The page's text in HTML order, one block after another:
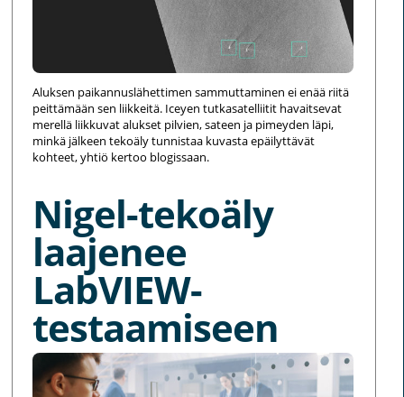
Aluksen paikannuslähettimen sammuttaminen ei enää riitä
peittämään sen liikkeitä. Iceyen tutkasatelliitit havaitsevat
merellä liikkuvat alukset pilvien, sateen ja pimeyden läpi,
minkä jälkeen tekoäly tunnistaa kuvasta epäilyttävät
kohteet, yhtiö kertoo blogissaan.
Nigel-tekoäly
laajenee
LabVIEW-
testaamiseen